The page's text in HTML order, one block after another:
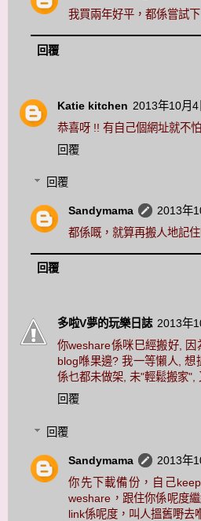
我買兩年好平，都係嘗試
回覆
Katie kitchen 2013年10月
恭喜呀 !! 有自己個網址就不
回覆
回覆
Sandymama
2013年
都係嘅，就算再搬人地記
回覆
多啦V夢的玩樂日誌 2013年
你weshare係咪巳經搬好, 因
blog喺果邊? 我一等懶人,
係乜都未做架, 未"輕鬆搬家",
回覆
回覆
Sandymama
2013年
你先下載備份，自己
weshare，跟住你係呢度
link係呢度，叫人搵舊嘢去